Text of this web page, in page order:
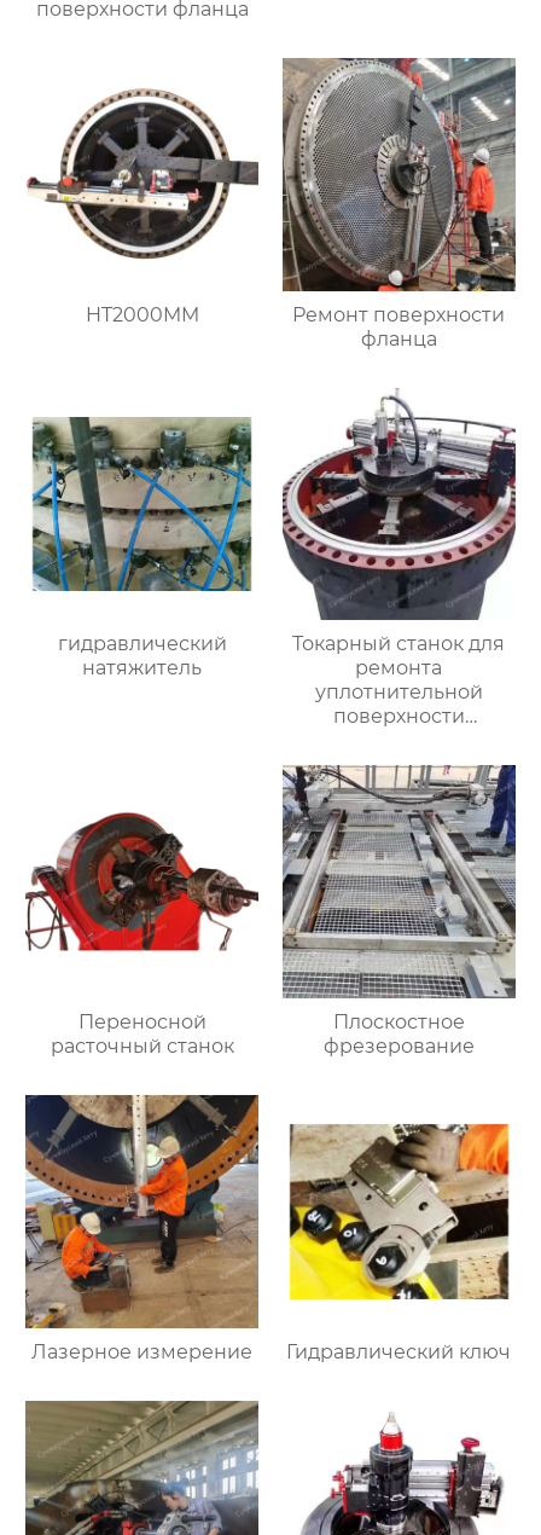
поверхности фланца
HT2000MM
Ремонт поверхности
фланца
гидравлический
натяжитель
Токарный станок для
ремонта
уплотнительной
поверхности
HT3000MM
Переносной
расточный станок
Плоскостное
фрезерование
Лазерное измерение Гидравлический ключ